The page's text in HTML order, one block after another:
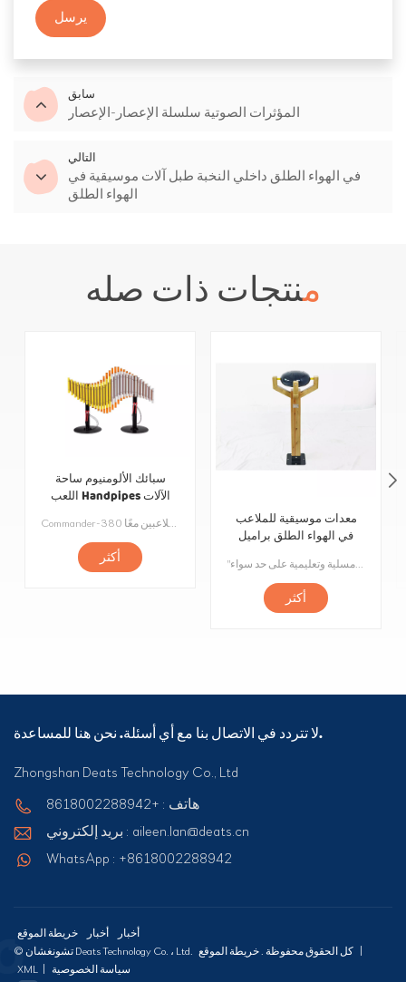
يرسل
سابق
المؤثرات الصوتية سلسلة الإعصار-الإعصار
التالي
في الهواء الطلق داخلي النخبة طبل آلات موسيقية في
الهواء الطلق
منتجات ذات صله
سبائك الألومنيوم ساحة
اللعب Handpipes الآلات
Commander-380 لتمتد من جانبي أنبوب الصوت المصنوع من سبائك الألومنيوم 30 ، اثنين من أنابيب الصوت الملونة المختلفة مثل الملائكة تنتشر الأجنحة. لحن الموسيقى رخيم وطويل الأمد ، ويمكن استخدامه في أي مشهد في الهواء الطلق. يمكن أن يجلب لك صوت الموسيقى عند النقر قوة اختراق كافية وتجربة حسية غير عادية. التصميم الواسع المناسب للعب متعدد اللاعبين معًا.
أكثر
معدات موسيقية للملاعب
في الهواء الطلق براميل
أكثر
لا تتردد في الاتصال بنا مع أي أسئلة. نحن هنا للمساعدة.
Zhongshan Deats Technology Co., Ltd
هاتف : +8618002288942
بريد إلكتروني : aileen.lan@deats.cn
WhatsApp : +8618002288942
خريطة الموقع أخبار
أخبار
© تشونغشان Deats Technology Co. ، Ltd. كل الحقوق محفوظة .
XML
سياسة الخصوصية